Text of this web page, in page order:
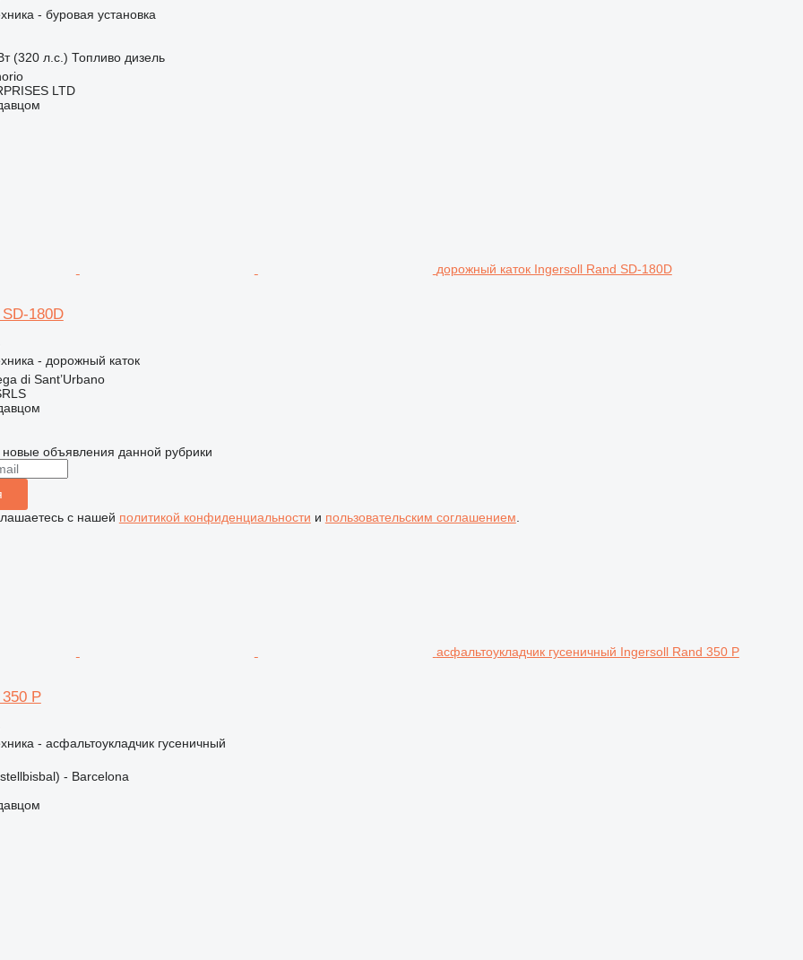
- буровая установка
(320 л.с.) Топливо дизель
LTD
дорожный каток Ingersoll Rand SD-180D
180D
- дорожный каток
di Sant’Urbano
объявления данной рубрики
с нашей политикой конфиденциальности и пользовательским соглашением
асфальтоукладчик гусеничный Ingersoll Rand 350 P
P
- асфальтоукладчик гусеничный
- Barcelona